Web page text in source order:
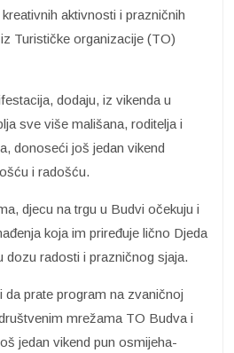
aktivnosti i prazničnih
Turističke organizacije (TO)
dodaju, iz vikenda u
sve više mališana, roditelja i
donoseći još jedan vikend
i radošću.
djecu na trgu u Budvi očekuju i
koja im priređuje lično Djeda
dozu radosti i prazničnog sjaja.
prate program na zvaničnoj
mrežama TO Budva i
jedan vikend pun osmijeha-